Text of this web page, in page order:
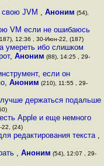
свою JVM , Аноним (54),
VM если не ошибаюсь
12:36 , 30-Июн-22, (187)
умереть ибо слишком
, Аноним (88), 14:25 , 29-
если он
, Аноним (210), 11:55 , 29-
держаться подальше
Apple и еще немного
22, (24)
редактирования текста ,
,Аноним (54), 12:07 , 29-